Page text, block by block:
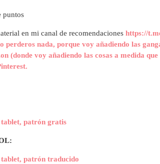
puntos
en mi canal de recomendaciones https://
perderos nada, porque voy añadiendo las
(donde voy añadiendo las cosas a medida
patrón gratis
patrón traducido